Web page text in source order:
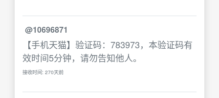
@10696871
【手机天猫】验证码：783973，本验证码有
效时间5分钟，请勿告知他人。
接收时间: 270天前